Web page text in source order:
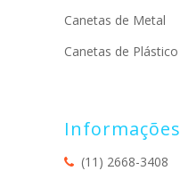
Canetas de Metal
Canetas de Plástico
Informações
(11) 2668-3408